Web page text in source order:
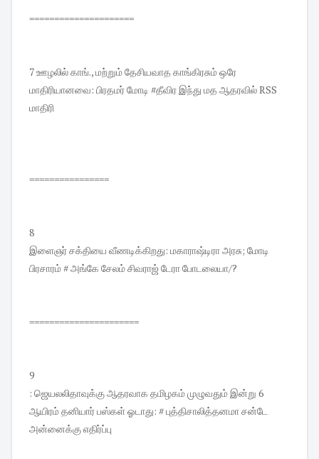
=====================
7 ஊழலில் காங்., மற்றும் தேசியவாத காங்கிரசும் ஒரே
மாதிரியானவை: பிரதமர் மோடி #தீவிர இந்து மத ஆதரவில் RSS
மாதிரி
================
8
இளைஞர் சக்தியை வீணடிக்கிறது: மகாராஷ்டிரா அரசு; மோடி
பிரசாரம் # அங்கே சேலம் சிவராஜ் டேரா போடலையா/?
======================
9
: ஜெயலலிதாவுக்கு ஆதரவாக தமிழகம் முழுவதும் இன்று 6
ஆயிரம் தனியார் பஸ்கள் ஓடாது: # புத்திசாலித்தனமா சன்டே
அன்னைக்கு எதிர்ப்பு